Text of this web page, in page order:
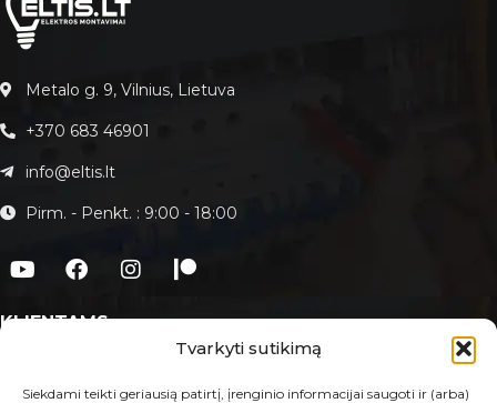
Tvarkyti sutikimą
Siekdami teikti geriausią patirtį, įrenginio informacijai saugoti ir (arba)
Metalo g. 9, Vilnius, Lietuva
+370 683 46901
info@eltis.lt
Pirm. - Penkt. : 9:00 - 18:00
KLIENTAMS
Paslaugos